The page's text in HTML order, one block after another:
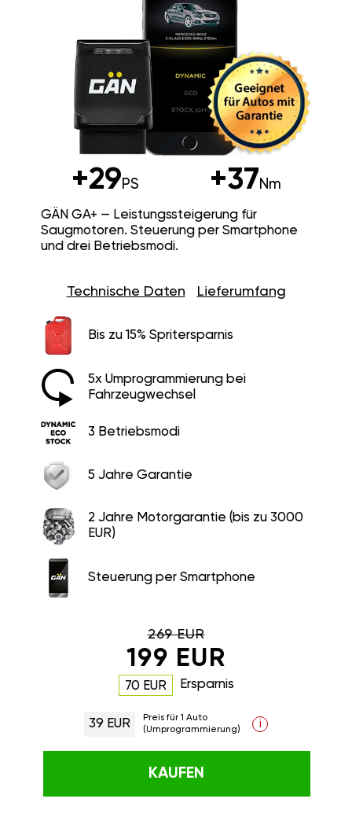
+29PS +37Nm
GÄN GA+ — Leistungssteigerung für
Saugmotoren. Steuerung per Smartphone
und drei Betriebsmodi.
Technische Daten Lieferumfang
Bis zu 15% Spritersparnis
5x Umprogrammierung bei
Fahrzeugwechsel
3 Betriebsmodi
5 Jahre Garantie
2 Jahre Motorgarantie (bis zu 3000
EUR)
Steuerung per Smartphone
269 EUR
199 EUR
70 EUR Ersparnis
39 EUR
Preis für 1 Auto
(Umprogrammierung)
i
KAUFEN